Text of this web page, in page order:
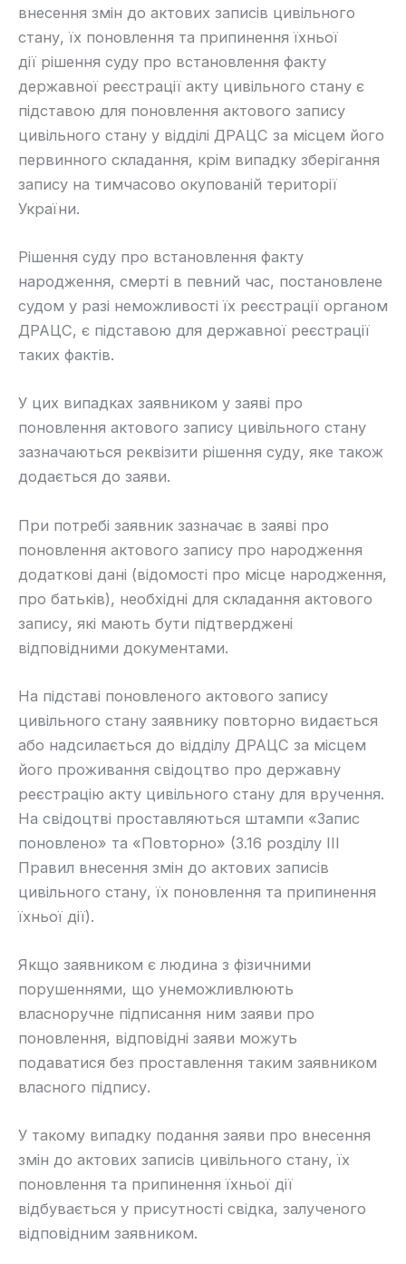
внесення змін до актових записів цивільного
стану, їх поновлення та припинення їхньої
дії рішення суду про встановлення факту
державної реєстрації акту цивільного стану є
підставою для поновлення актового запису
цивільного стану у відділі ДРАЦС за місцем його
первинного складання, крім випадку зберігання
запису на тимчасово окупованій території
України.
​Рішення суду про встановлення факту
народження, смерті в певний час, постановлене
судом у разі неможливості їх реєстрації органом
ДРАЦС, є підставою для державної реєстрації
таких фактів.
​У цих випадках заявником у заяві про
поновлення актового запису цивільного стану
зазначаються реквізити рішення суду, яке також
додається до заяви.
​При потребі заявник зазначає в заяві про
поновлення актового запису про народження
додаткові дані (відомості про місце народження,
про батьків), необхідні для складання актового
запису, які мають бути підтверджені
відповідними документами.
​На підставі поновленого актового запису
цивільного стану заявнику повторно видається
або надсилається до відділу ДРАЦС за місцем
його проживання свідоцтво про державну
реєстрацію акту цивільного стану для вручення.
На свідоцтві проставляються штампи «Запис
поновлено» та «Повторно» (3.16 розділу ІІІ
Правил внесення змін до актових записів
цивільного стану, їх поновлення та припинення
їхньої дії).
​Якщо заявником є людина з фізичними
порушеннями, що унеможливлюють
власноручне підписання ним заяви про
поновлення, відповідні заяви можуть
подаватися без проставлення таким заявником
власного підпису.
​У такому випадку подання заяви про внесення
змін до актових записів цивільного стану, їх
поновлення та припинення їхньої дії
відбувається у присутності свідка, залученого
відповідним заявником.